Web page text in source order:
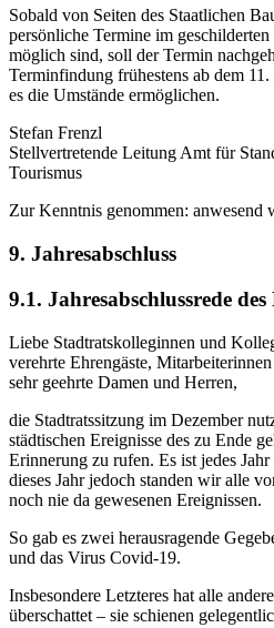
Sobald von Seiten des Staatlichen
persönliche Termine im
möglich sind, soll der Termin
Terminfindung frühestens ab dem
es die Umstände ermöglichen.
Stefan Frenzl
Stellvertretende Leitung Amt für
Tourismus
Zur Kenntnis genommen: anwesend
9. Jahresabschluss
9.1. Jahresabschlussrede
Liebe Stadtratskolleginnen und
verehrte Ehrengäste,
sehr geehrte Damen und Herren,
die Stadtratssitzung im Dezember
städtischen Ereignisse des zu Ende
Erinnerung zu rufen. Es ist jedes
dieses Jahr jedoch standen wir alle
noch nie da gewesenen Ereignissen.
So gab es zwei herausragende
und das Virus Covid-19.
Insbesondere Letzteres hat alle
überschattet – sie schienen